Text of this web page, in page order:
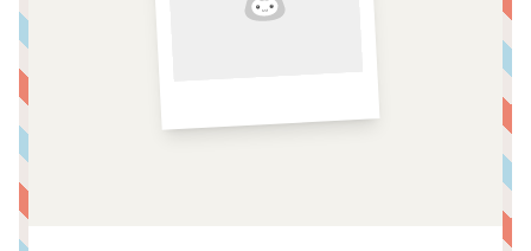
ติดต่อเรา
COCON (ห้อง 304) ชั้น 3 อาคาร The Season Mall 899